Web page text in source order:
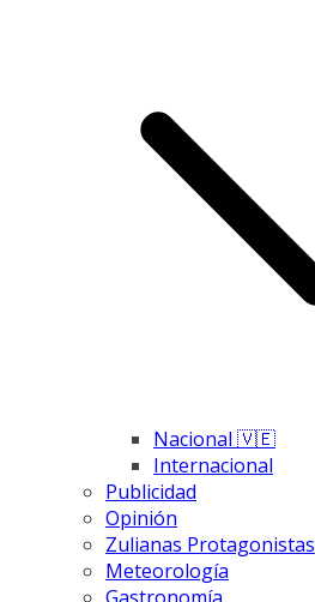
Nacional 🇻🇪
Internacional
Publicidad
Opinión
Zulianas Protagonistas
Meteorología